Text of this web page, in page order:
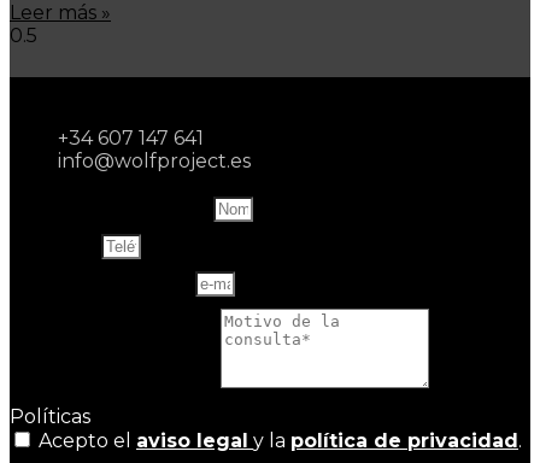
Leer más »
+34 607 147 641
info@wolfproject.es
Políticas
Acepto el aviso legal y la política de privacidad .